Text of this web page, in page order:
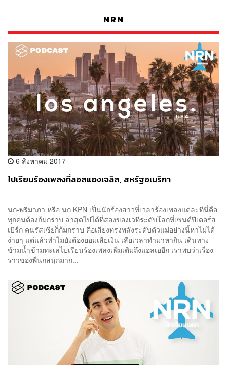
NRN
6 สิงหาคม 2017
ไปเรียนร้องเพลงที่ลอสแองเจลิส, สหรัฐอเมริกา
นก-พริมาภา หรือ นก KPN เป็นนักร้องสาวที่เวลาร้องเพลงแต่ละทีนี่คือ
ทุกคนต้องก้มกราบ ล่าสุดไปได้ที่สองของเวทีระดับโลกที่เซนต์ปีเตอร์ส
เบิร์ก คนรัสเซียก็ก้มกราบ คือเสียงทรงพลังระดับตัวแม่อย่างนี้หาไม่ได้
ง่ายๆ แต่แล้วทำไมยังต้องยอมเสียเงิน เสียเวลาทำมาหากิน เดินทาง
ข้ามน้ำข้ามทะเลไปเรียนร้องเพลงเพิ่มเติมถึงแอลเออีก เราพบว่าเรื่อง
ราวของพี่นกสนุกมาก...